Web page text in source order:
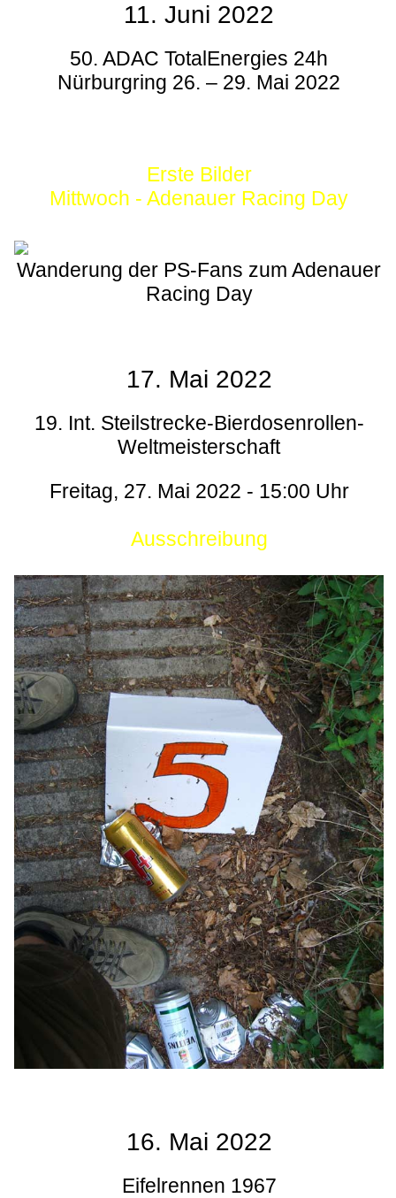
11. Juni 2022
50. ADAC TotalEnergies 24h
Nürburgring 26. – 29. Mai 2022
Erste Bilder
Mittwoch - Adenauer Racing Day
Wanderung der PS-Fans zum Adenauer
Racing Day
17. Mai 2022
19. Int. Steilstrecke-Bierdosenrollen-
Weltmeisterschaft
Freitag, 27. Mai 2022 - 15:00 Uhr
Ausschreibung
16. Mai 2022
Eifelrennen 1967